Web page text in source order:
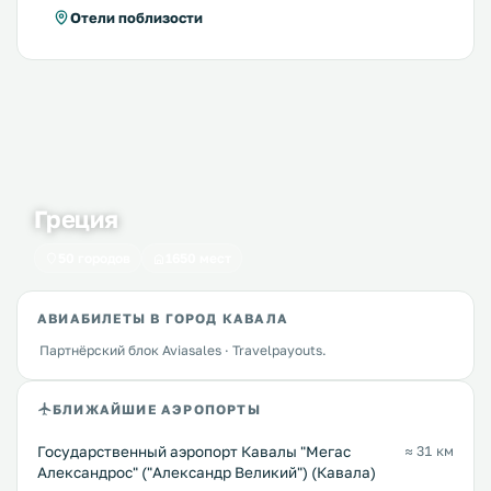
Отели поблизости
Греция
АВИАБИЛЕТЫ В ГОРОД КАВАЛА
Партнёрский блок Aviasales · Travelpayouts.
БЛИЖАЙШИЕ АЭРОПОРТЫ
Государственный аэропорт Кавалы "Мегас
Александрос" ("Александр Великий") (Кавала)
≈ 31 км